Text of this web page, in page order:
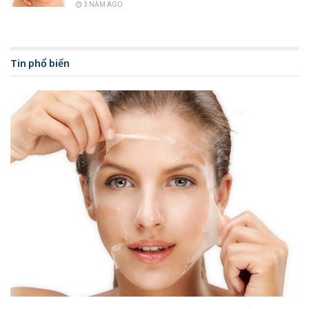
Mụn trứng cá là gì?
Nguyên nhân chủ yếu gây mụn là do hoạt động quá mức của
nội tiết tố làm tăng sự tiết dầu nhờn trên da khiến lỗ chân
lông bị tắc nghẽn. Giai đoạn cơ thể thay đổi hàm lượng nội
tiết tố là khi bước vào tuổi dậy thì (xuất hiện ở cả nam giới và
nữ giới). Bên cạnh đó, những yếu tố ngoại sinh cũng có thể
3 NĂM AGO
Tin phổ biến